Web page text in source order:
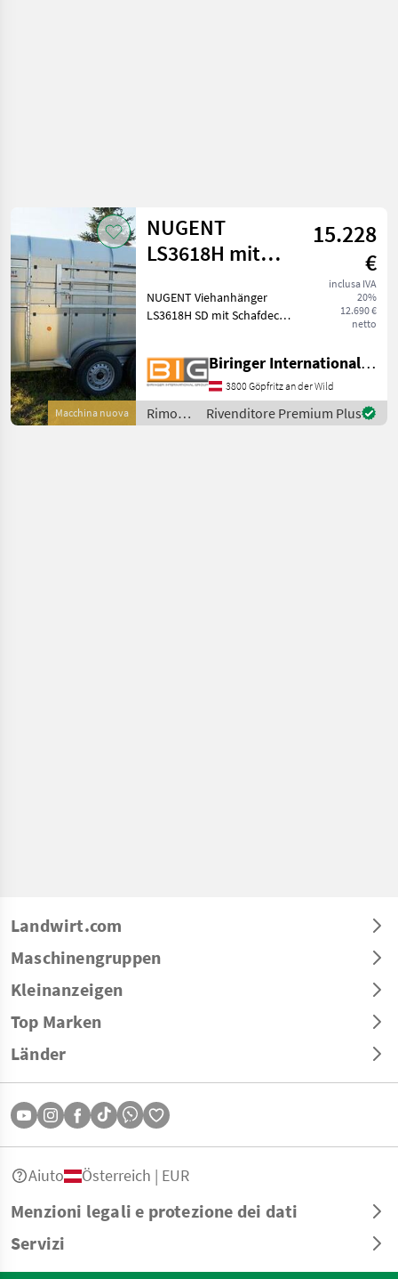
Macchina nuova
NUGENT
LS3618H mit
Zulauf
15.228
€
inclusa IVA
20%
12.690 €
netto
NUGENT Viehanhänger
LS3618H SD mit Schafdeck -
Parabelblattfedern
***Spezial-Federung
PARABOLIC EQUALIZER***
Rückfahrautom
Biringer International GmbH
3800 Göpfritz an der Wild
Rimorchi
/
Rivenditore Premium Plus
Landwirt.com
Maschinengruppen
Kleinanzeigen
Top Marken
Länder
Menzioni legali e protezione dei dati
Servizi
Aiuto Österreich | EUR